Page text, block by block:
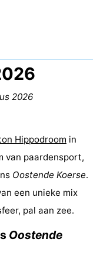
2026
Hippodroom in
van paardensport,
Oostende Koerse.
een unieke mix
pal aan zee.
Oostende